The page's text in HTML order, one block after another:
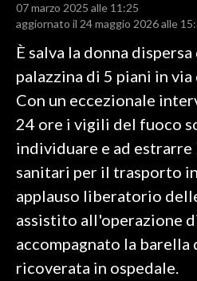
RISULTATI E CLASSIFICHE
CALCIO REGIONALE
BASKET
VOLLEY
MOTORI
TENNIS
ALTRI SPORT
CULTURA
SPETTACOLI
07 marzo 2025 alle 11:25
aggiornato il 24 maggio 2026 alle
È salva la donna
palazzina di 5 piani in via
Con un eccezionale
24 ore i vigili del fuoco
individuare e ad estrarre
sanitari per il trasporto
applauso liberatorio
assistito all'operazione
accompagnato la barella
ricoverata in ospedale.